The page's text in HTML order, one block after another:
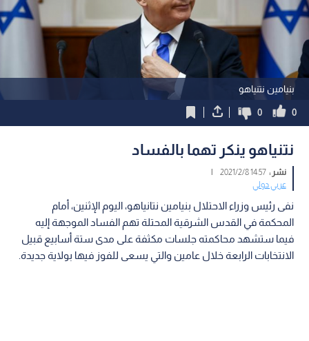
بنيامين نتنياهو
0
0
نتنياهو ينكر تهما بالفساد
نشر :14:57 2021/2/8
|
عربي دولي
نفى رئيس وزراء الاحتلال بنيامين نتانياهو، اليوم الإثنين، أمام
المحكمة في القدس الشرقية المحتلة تهم الفساد الموجهة إليه
فيما ستشهد محاكمته جلسات مكثفة على مدى ستة أسابيع قبيل
الانتخابات الرابعة خلال عامين والتي يسعى للفوز فيها بولاية جديدة.